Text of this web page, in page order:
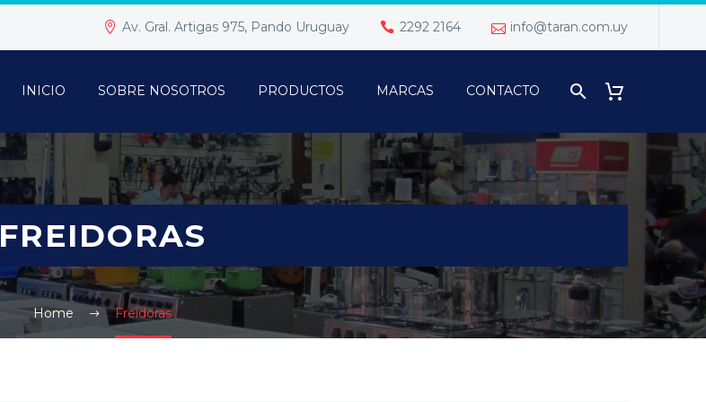
Av. Gral. Artigas 975, Pando Uruguay 2292 2164 info@taran.com.uy
INICIO SOBRE NOSOTROS PRODUCTOS MARCAS CONTACTO
FREIDORAS
Home Freidoras